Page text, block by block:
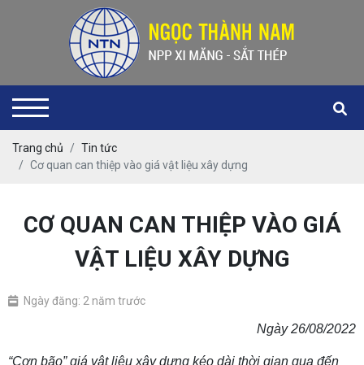
Trang chủ
Tin tức
Cơ quan can thiệp vào giá vật liệu xây dựng
CƠ QUAN CAN THIỆP VÀO GIÁ
VẬT LIỆU XÂY DỰNG
Ngày đăng: 2 năm trước
Ngày 26/08/2022
“Cơn bão” giá vật liệu xây dựng kéo dài thời gian qua đến